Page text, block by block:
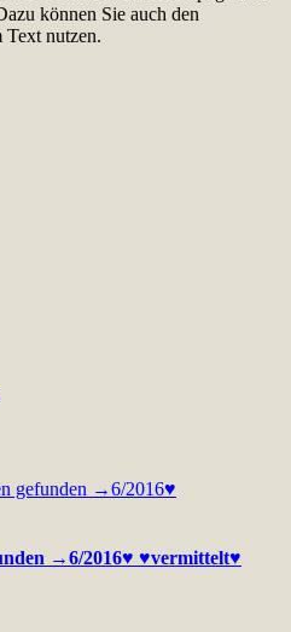
können Sie auch den
Text nutzen.
→6/2016♥ ♥vermittelt♥